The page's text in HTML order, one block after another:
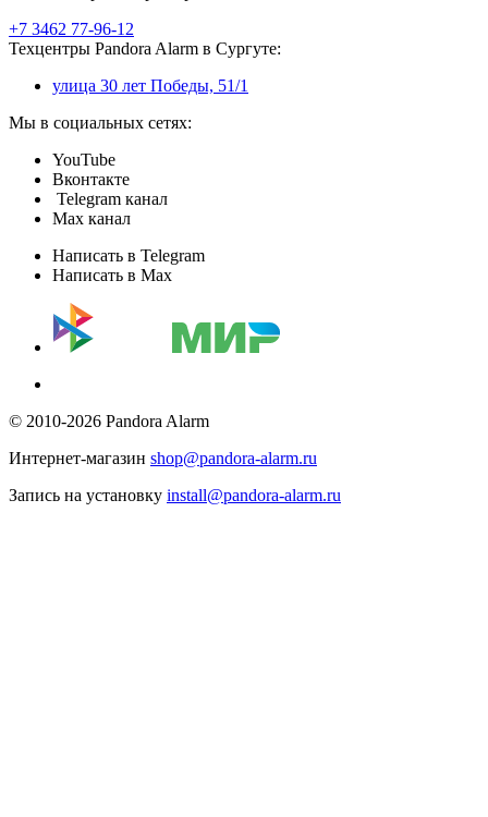
+7 3462 77-96-12
Техцентры Pandora Alarm в Сургуте:
улица 30 лет Победы, 51/1
Мы в социальных сетях:
YouTube
Вконтакте
Telegram канал
Max канал
Написать в Telegram
Написать в Max
© 2010-2026 Pandora Alarm
Интернет-магазин shop@pandora-alarm.ru
Запись на установку install@pandora-alarm.ru